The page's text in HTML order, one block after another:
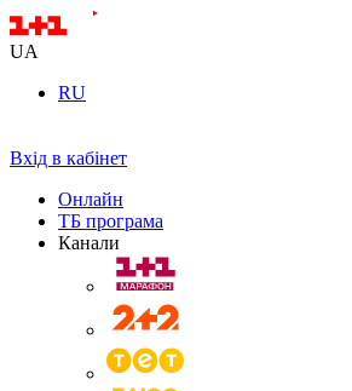
UA
RU
Вхід в кабінет
Онлайн
ТБ програма
Канали